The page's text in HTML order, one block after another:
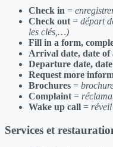
Check in =
Check out = départ
les clés,…)
Fill in a form,
Arrival date, date
Departure date,
Request more
Brochures =
Complaint =
Wake up call =
Services et